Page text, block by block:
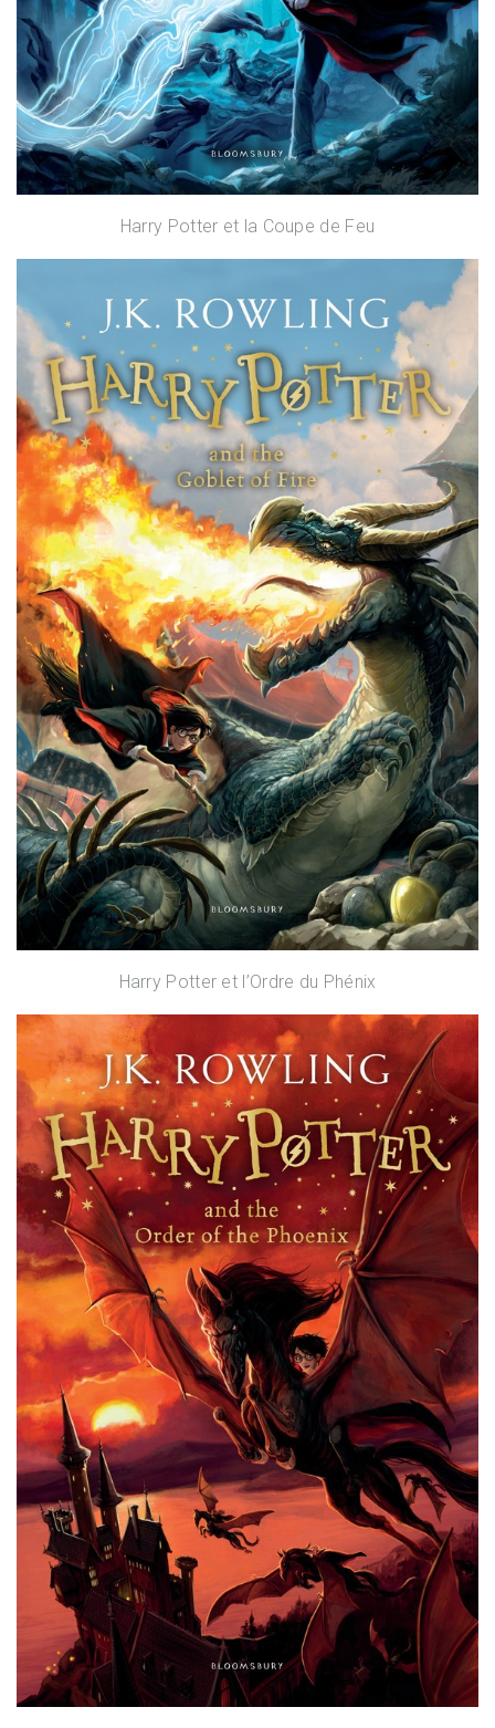
Harry Potter et la Coupe de Feu
Harry Potter et l’Ordre du Phénix